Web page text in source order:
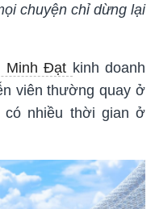
chuyện chỉ dừng lại
Minh Đạt kinh doanh
viên thường quay ở
có nhiều thời gian ở